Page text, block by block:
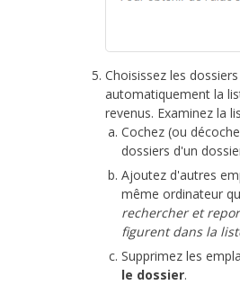
Choisissez les
automatiquement la
revenus. Examinez la
Cochez (ou
dossiers d'un
Ajoutez d'autres
même ordinateur
rechercher et
figurent dans la
Supprimez les
le dossier.